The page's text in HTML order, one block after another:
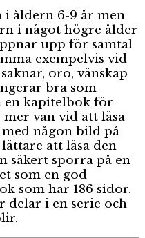
i åldern 6-9 år men
i något högre ålder
upp för samtal
exempelvis vid
oro, vänskap
bra som
en kapitelbok för
van vid att läsa
någon bild på
att läsa den
säkert sporra på en
som en god
som har 186 sidor.
delar i en serie och